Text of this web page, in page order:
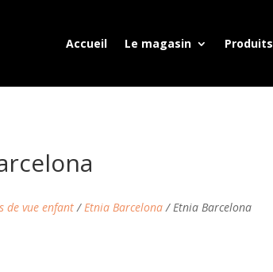
Accueil Le magasin Produits
de vue enfant/Etnia Barcelona/ Etnia Barcelona